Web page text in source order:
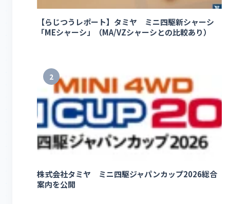
【らじつうレポート】タミヤ ミニ四駆新シャーシ
「MEシャーシ」（MA/VZシャーシとの比較あり）
2
株式会社タミヤ ミニ四駆ジャパンカップ2026総合
案内を公開